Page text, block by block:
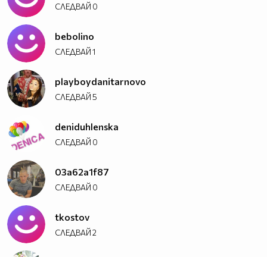
СЛЕДВАЙ 0
bebolino
СЛЕДВАЙ1
playboydanitarnovo
СЛЕДВАЙ5
deniduhlenska
СЛЕДВАЙ 0
03a62a1f87
СЛЕДВАЙ 0
tkostov
СЛЕДВАЙ2